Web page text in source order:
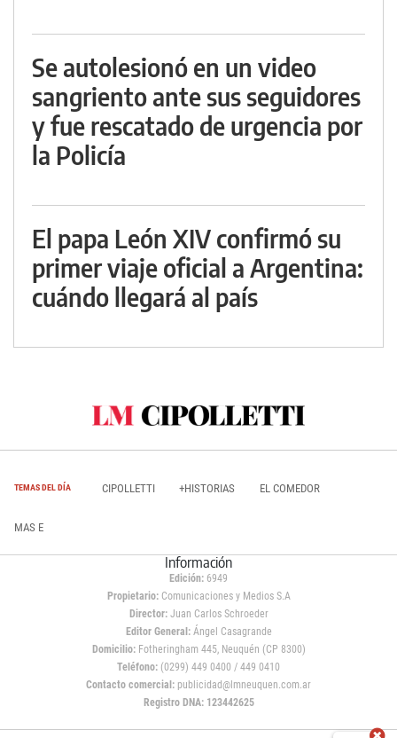
Se autolesionó en un video
sangriento ante sus seguidores
y fue rescatado de urgencia por
la Policía
El papa León XIV confirmó su
primer viaje oficial a Argentina:
cuándo llegará al país
TEMAS DEL DÍA CIPOLLETTI +HISTORIAS EL COMEDOR
MAS E
Información
Edición: 6949
Propietario:Comunicaciones y Medios S.A
Director: Juan Carlos Schroeder
Editor General:Ángel Casagrande
Domicilio:Fotheringham 445, Neuquén (CP 8300)
Teléfono: (0299) 449 0400 / 449 0410
Contacto comercial: publicidad@lmneuquen.com.ar
Registro DNA: 123442625